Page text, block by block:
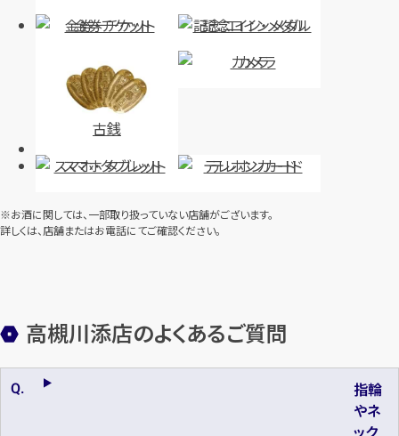
金券・チケット
記念コイン・メダル
古銭
カメラ
スマホ・タブレット テレホンカード
※お酒に関しては、一部取り扱っていない店舗がございます。
詳しくは、店舗またはお電話にてご確認ください。
高槻川添店のよくあるご質問
指輪
やネ
ック